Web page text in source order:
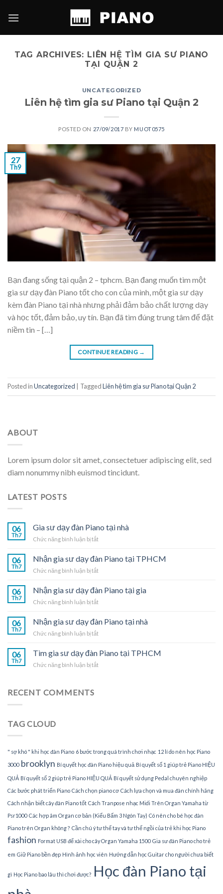
TAG ARCHIVES: LIÊN HỆ TÌM GIA SƯ PIANO
TẠI QUẬN 2
UNCATEGORIZED
Liên hệ tìm gia sư Piano tại Quận 2
POSTED ON 27/09/2017 BY MUOT0575
27
Th9
Bạn đang sống tại quận 2 – tphcm. Bạn đang muốn tìm một
gia sư dạy đàn Piano tốt cho con của mình, một gia sư dạy
kèm đàn Piano tại nhà nhưng phải đảm bảo chất lượng dạy
và học tốt, đảm bảo, uy tín. Bạn đã tìm đúng trung tâm để đặt
niềm tin – […]
CONTINUE READING →
Posted inUncategorized TaggedLiên hệ tìm gia sư Piano tại Quận 2
ABOUT
Lorem ipsum dolor sit amet, consectetuer adipiscing elit, sed
diam nonummy nibh euismod tincidunt.
LATEST POSTS
06
Th7
Gia sư dạy đàn Piano tại nhà
Chức năng bình luận bị tắtở
đàn
tại
06
Th7
Nhận gia sư dạy đàn Piano tại TPHCM
Chức năng bình luận bị tắtở
gia
dạy
Piano
06
Th7
Nhận gia sư dạy đàn Piano tại gia
Chức năng bình luận bị tắtở
gia
dạy
Piano
06
Th7
Nhận gia sư dạy đàn Piano tại nhà
Chức năng bình luận bị tắtở
gia
dạy
06
Th7
Tìm gia sư dạy đàn Piano tại TPHCM
Chức năng bình luận bị tắtở
RECENT COMMENTS
TAG CLOUD
" sợ khó " khi học đàn Piano 6 bước trong quá trình chơi nhạc 12 lí do nên học Piano
3000 brooklyn Bí quyết học đàn Piano hiệu quả Bí quyết số 1 giúp trẻ Piano HIỆU
QUẢ Bí quyết số 2 giúp trẻ Piano HIỆU QUẢ Bí quyết sử dụng Pedal chuyên nghiệp
Các bước phát triển Piano Cách chọn piano cơ Cách lựa chọn và mua đàn chính hãng
Cách nhận biết cây đàn Piano tốt Cách Tranpose nhạc Midi Trên Organ Yamaha từ
Psr1000 Các hợp âm Organ cơ bản (Kiểu Bấm 3 Ngón Tay) Có nên cho bé học đàn
Piano trên Organ không ? Cần chú ý tư thế tay và tư thế ngồi của trẻ khi học Piano
fashion Format USB để xài cho cây Organ Yamaha 1500 Gia sư đàn Piano cho trẻ
em Giữ Piano bền đẹp Hình ảnh học viên Hướng dẫn học Guitar cho người chưa biết
gì Học Piano bao lâu thì chơi được? Học đàn Piano tại